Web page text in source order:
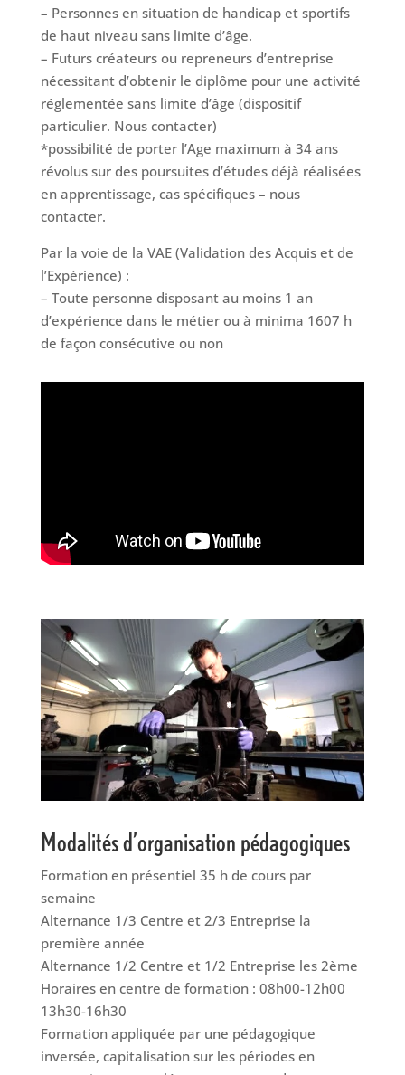
– Personnes en situation de handicap et sportifs
de haut niveau sans limite d’âge.
– Futurs créateurs ou repreneurs d’entreprise
nécessitant d’obtenir le diplôme pour une activité
réglementée sans limite d’âge (dispositif
particulier. Nous contacter)
*possibilité de porter l’Age maximum à 34 ans
révolus sur des poursuites d’études déjà réalisées
en apprentissage, cas spécifiques – nous
contacter.
Par la voie de la VAE (Validation des Acquis et de
l’Expérience) :
– Toute personne disposant au moins 1 an
d’expérience dans le métier ou à minima 1607 h
de façon consécutive ou non
Modalités d’organisation pédagogiques
Formation en présentiel 35 h de cours par
semaine
Alternance 1/3 Centre et 2/3 Entreprise la
première année
Alternance 1/2 Centre et 1/2 Entreprise les 2ème
Horaires en centre de formation : 08h00-12h00
13h30-16h30
Formation appliquée par une pédagogique
inversée, capitalisation sur les périodes en